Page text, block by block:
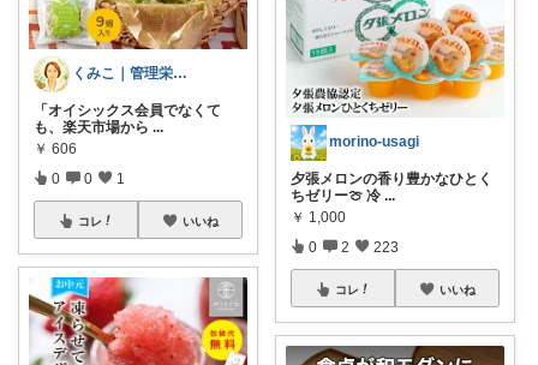
くみこ｜管理栄養士
「オイシックス会員でなくて
も、楽天市場から ...
￥ 606
0 0 1
コレ いいね
morino-usagi
夕張メロンの香り豊かなひとく
ちゼリー🍈 冷 ...
￥ 1,000
0 2 223
コレ いいね